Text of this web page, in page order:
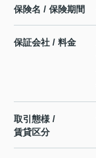
保険名 / 保険期間
保証会社 / 料金
取引態様 /
賃貸区分